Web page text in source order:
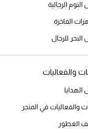
الرجالية
الفاخرة
للرجال
والفعاليات
والفعاليات في المتجر
العطور